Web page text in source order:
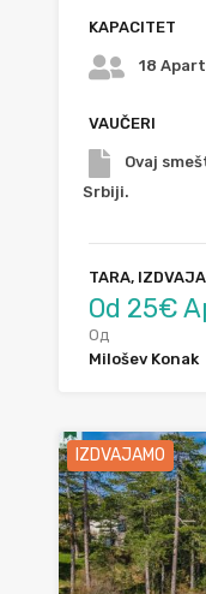
KAPACITET
18
VAUČERI
Ovaj
Srbiji.
TARA,
Od 25€
Од
Milošev Konak
IZDVAJAMO